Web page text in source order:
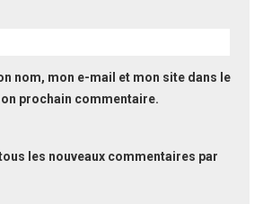
nom, mon e-mail et mon site dans le
prochain commentaire.
les nouveaux commentaires par